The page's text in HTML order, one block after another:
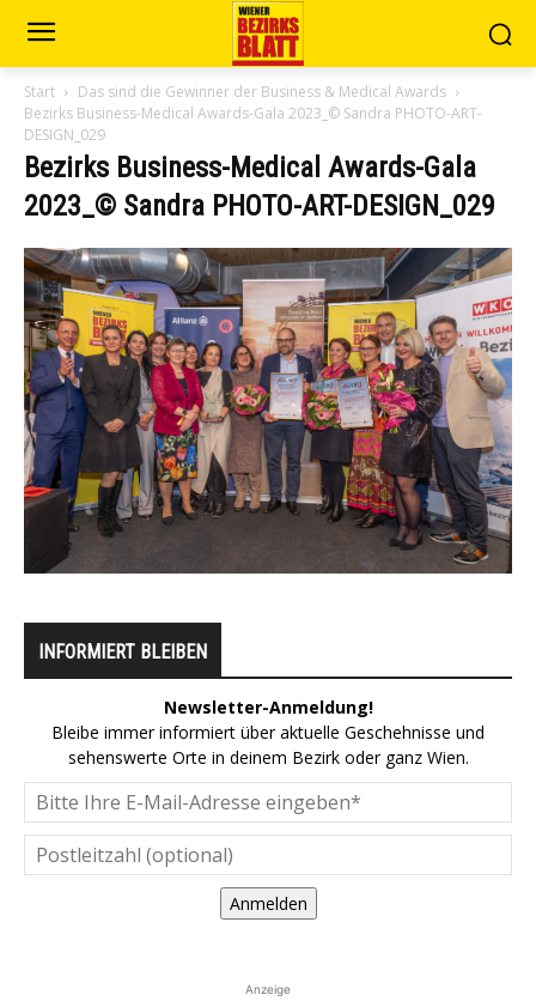
Start
Das sind die Gewinner der Business & Medical Awards
Bezirks Business-Medical Awards-Gala 2023_© Sandra PHOTO-ART-
DESIGN_029
Bezirks Business-Medical Awards-Gala
2023_© Sandra PHOTO-ART-DESIGN_029
INFORMIERT BLEIBEN
Newsletter-Anmeldung!
Bleibe immer informiert über aktuelle Geschehnisse und
sehenswerte Orte in deinem Bezirk oder ganz Wien.
Anmelden
Anzeige